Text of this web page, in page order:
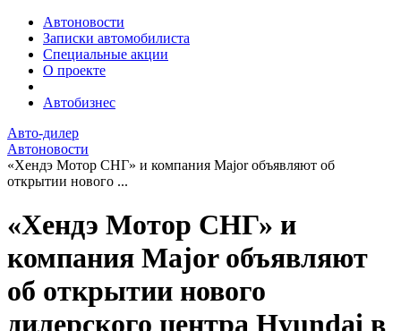
Автоновости
Записки автомобилиста
Специальные акции
О проекте
Автобизнес
Авто-дилер
Автоновости
«Хендэ Мотор СНГ» и компания Major объявляют об
открытии нового ...
«Хендэ Мотор СНГ» и
компания Major объявляют
об открытии нового
дилерского центра Hyundai в